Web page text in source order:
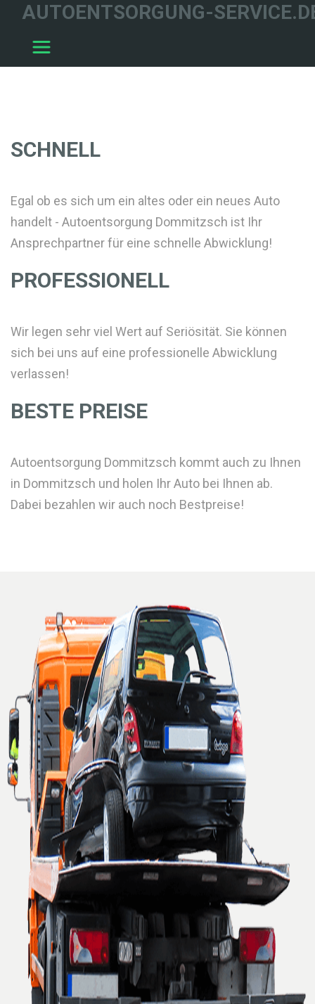
AUTOENTSORGUNG-
SCHNELL
Egal ob es sich um ein altes oder ein neues Auto
handelt - Autoentsorgung Dommitzsch ist Ihr
Ansprechpartner für eine schnelle Abwicklung!
PROFESSIONELL
Wir legen sehr viel Wert auf Seriösität. Sie können
sich bei uns auf eine professionelle Abwicklung
verlassen!
BESTE PREISE
Autoentsorgung Dommitzsch kommt auch zu Ihnen
in Dommitzsch und holen Ihr Auto bei Ihnen ab.
Dabei bezahlen wir auch noch Bestpreise!